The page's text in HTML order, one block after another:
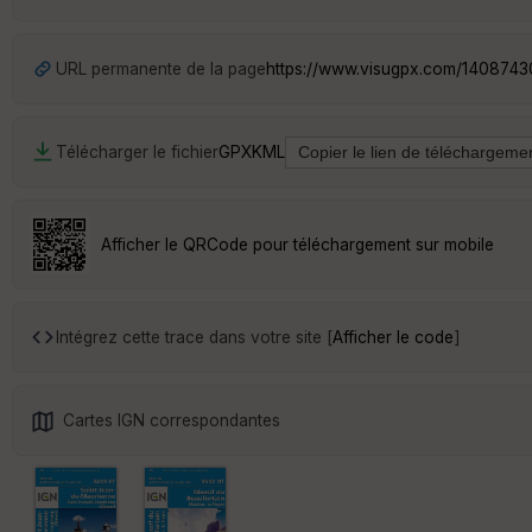
URL permanente de la pagehttps://www.visugpx.com/
Télécharger le fichierGPXKML
Afficher le QRCode pour téléchargement sur mobile
Intégrez cette trace dans votre site [Afficher le code]
Cartes IGN correspondantes